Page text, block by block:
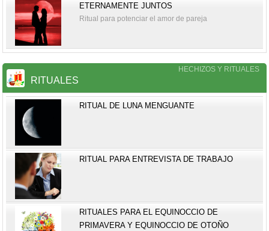
ETERNAMENTE JUNTOS
Ritual para potenciar el amor de pareja
HECHIZOS Y RITUALES
RITUALES
RITUAL DE LUNA MENGUANTE
RITUAL PARA ENTREVISTA DE TRABAJO
RITUALES PARA EL EQUINOCCIO DE
PRIMAVERA Y EQUINOCCIO DE OTOÑO